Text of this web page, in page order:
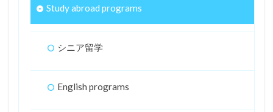
Study abroad programs
シニア留学
English programs